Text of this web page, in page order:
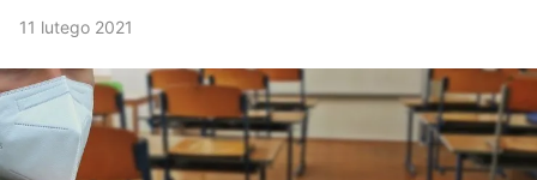
11 lutego 2021